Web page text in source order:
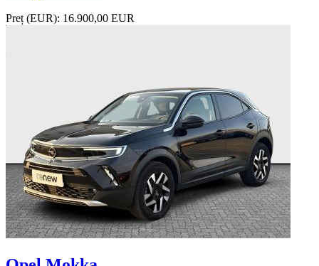
Preț (EUR): 16.900,00 EUR